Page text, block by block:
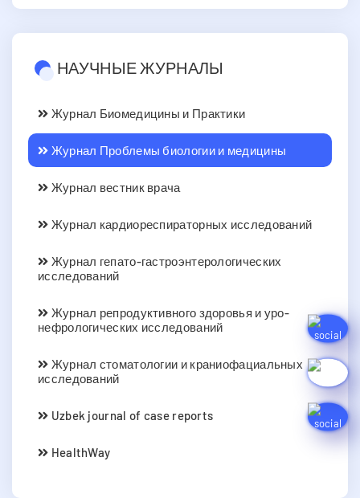
НАУЧНЫЕ ЖУРНАЛЫ
Журнал Биомедицины и Практики
Журнал Проблемы биологии и медицины
Журнал вестник врача
Журнал кардиореспираторных исследований
Журнал гепато-гастроэнтерологических
исследований
Журнал репродуктивного здоровья и уро-
нефрологических исследований
Журнал стоматологии и краниофациальных
исследований
Uzbek journal of case reports
HealthWay